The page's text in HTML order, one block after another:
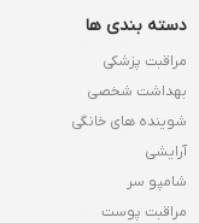
دسته بندی ها
مراقبت پزشکی
بهداشت شخصی
شوینده های خانگی
آرایشی
شامپو سر
مراقبت پوست